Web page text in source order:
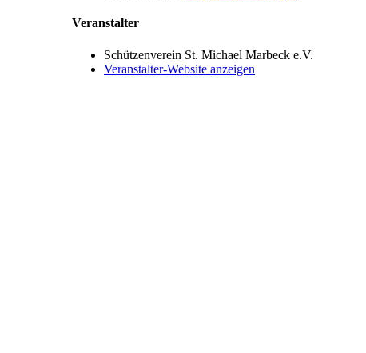
Veranstalter
Schützenverein St. Michael Marbeck e.V.
Veranstalter-Website anzeigen